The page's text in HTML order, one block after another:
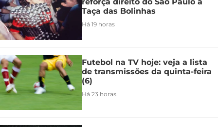
Taça das Bolinhas
Há 19 horas
Futebol na TV hoje: veja a lista
de transmissões da quinta-feira
(6)
Há 23 horas